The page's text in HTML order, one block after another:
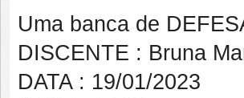
Uma banca de
DISCENTE : Bruna
DATA : 19/01/2023